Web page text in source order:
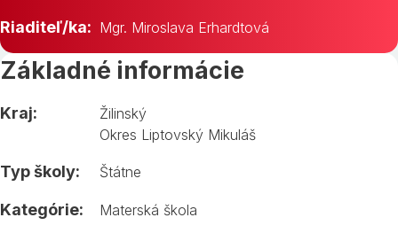
Riaditeľ/ka: Mgr. Miroslava Erhardtová
Základné informácie
Kraj:
Žilinský
Okres Liptovský Mikuláš
Typ školy: Štátne
Kategórie: Materská škola